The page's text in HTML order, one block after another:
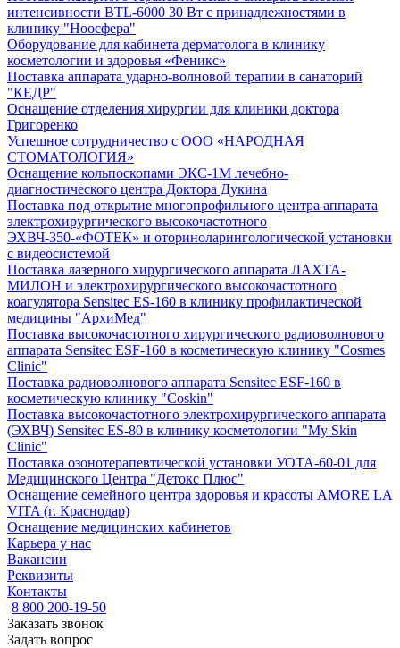
интенсивности BTL-6000 30 Вт с принадлежностями в
клинику "Ноосфера"
Оборудование для кабинета дерматолога в клинику
косметологии и здоровья «Феникс»
Поставка аппарата ударно-волновой терапии в санаторий
"КЕДР"
Оснащение отделения хирургии для клиники доктора
Григоренко
Успешное сотрудничество с ООО «НАРОДНАЯ
СТОМАТОЛОГИЯ»
Оснащение кольпоскопами ЭКС-1М лечебно-
диагностического центра Доктора Дукина
Поставка под открытие многопрофильного центра аппарата
электрохирургического высокочастотного
ЭХВЧ-350-«ФОТЕК» и оториноларингологической установки
с видеосистемой
Поставка лазерного хирургического аппарата ЛАХТА-
МИЛОН и электрохирургического высокочастотного
коагулятора Sensitec ES-160 в клинику профилактической
медицины "АрхиМед"
Поставка высокочастотного хирургического радиоволнового
аппарата Sensitec ESF-160 в косметическую клинику "Cosmes
Clinic"
Поставка радиоволнового аппарата Sensitec ESF-160 в
косметическую клинику "Coskin"
Поставка высокочастотного электрохирургического аппарата
(ЭХВЧ) Sensitec ES-80 в клинику косметологии "My Skin
Clinic"
Поставка озонотерапевтической установки УОТА-60-01 для
Медицинского Центра "Детокс Плюс"
Оснащение семейного центра здоровья и красоты AMORE LA
VITA (г. Краснодар)
Оснащение медицинских кабинетов
Карьера у нас
Вакансии
Реквизиты
Контакты
8 800 200-19-50
Заказать звонок
Задать вопрос